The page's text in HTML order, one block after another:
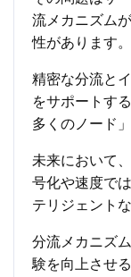
流メカニズム
性があります。
精密な分流と
をサポートす
多くのノード
未来において
号化や速度で
テリジェント
分流メカニズ
験を向上させ